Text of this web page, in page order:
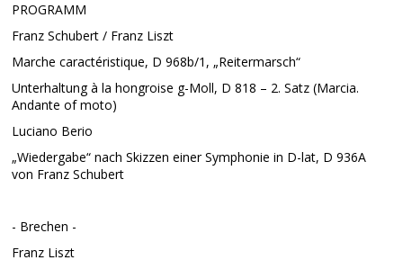
PROGRAMM
Franz Schubert / Franz Liszt
Marche caractéristique, D 968b/1, „Reitermarsch“
Unterhaltung à la hongroise g-Moll, D 818 – 2. Satz (Marcia.
Andante of moto)
Luciano Berio
„Wiedergabe“ nach Skizzen einer Symphonie in D-lat, D 936A
von Franz Schubert
- Brechen -
Franz Liszt